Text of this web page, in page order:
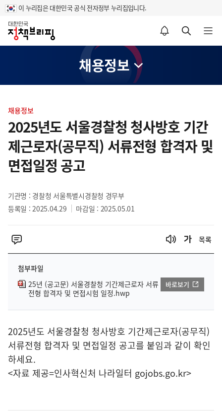
이 누리집은 대한민국 공식 전자정부 누리집입니다.
홈
알림설정 바로가기 검색 바로가기 메뉴 열기
채용정보
텐
츠
영
역
채용정보
2025년도 서울경찰청 청사방호 기간
제근로자(공무직) 서류전형 합격자 및
면접일정 공고
기관명 : 경찰청 서울특별시경찰청 경무부
등록일 : 2025.04.29
마감일 : 2025.05.01
목록
첨부파일
25년 (공고문) 서울경찰청 기간제근로자 서류
전형 합격자 및 면접시험 일정.hwp
바로보기
2025년도 서울경찰청 청사방호 기간제근로자(공무직)
서류전형 합격자 및 면접일정 공고를 붙임과 같이 확인
하세요.
<자료 제공=인사혁신처 나라일터 gojobs.go.kr>